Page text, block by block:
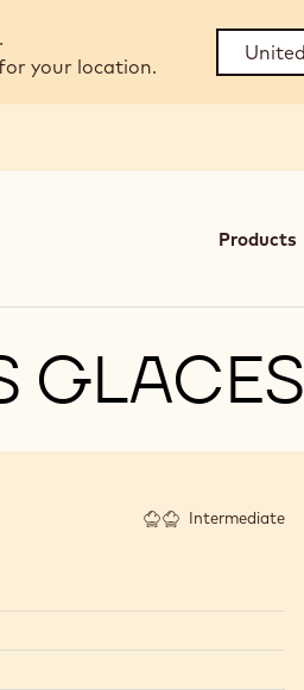
your location.
Products
GLACES
Intermediate